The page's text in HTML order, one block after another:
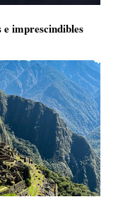
imprescindibles